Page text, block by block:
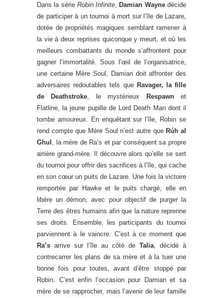
Dans la série Robin Infinite, Damian Waynedécide
de participer à un tournoi à mort sur l’île de Lazare,
dotée de propriétés magiques semblant ramener à
la vie à deux reprises quiconque y meurt, et où les
meilleurs combattants du monde s’affrontent pour
gagner l’immortalité. Sous l’œil de l’organisatrice,
une certaine Mère Soul, Damian doit affronter des
adversaires redoutables tels que Ravager, la fille
de Deathstroke, le mystérieux Respawnet
Flatline, la jeune pupille de Lord Death Man dont il
tombe amoureux. En enquêtant sur l’île, Robin se
rend compte que Mère Soul n’est autre que Rúh al
Ghul , la mère de Ra’s et par conséquent sa propre
arrière grand-mère. Il découvre alors qu’elle se sert
du tournoi pour offrir des sacrifices à l’île, qui cache
en son cœur un puits de Lazare. Une fois la victoire
remportée par Hawke et le puits chargé, elle en
libère un démon, avec pour objectif de purger la
Terre des êtres humains afin que la nature reprenne
ses droits. Ensemble, les participants du tournoi
parviennent à le vaincre. C’est à ce moment que
Ra’s arrive sur l’île au côté de Talia, décidé à
contrecarrer les plans de sa mère et à la tuer une
bonne fois pour toutes, avant d’être stoppé par
Robin. C’est enfin l’occasion pour Damian et sa
mère de se rapprocher, mais l’avenir de leur famille